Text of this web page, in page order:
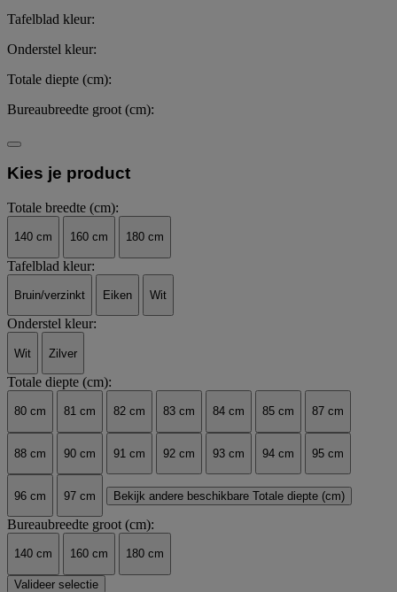
Tafelblad kleur:
Onderstel kleur:
Totale diepte (cm):
Bureaubreedte groot (cm):
Kies je product
Totale breedte (cm):
140 cm 160 cm 180 cm
Tafelblad kleur:
Bruin/verzinkt Eiken Wit
Onderstel kleur:
Wit Zilver
Totale diepte (cm):
80 cm 81 cm 82 cm 83 cm 84 cm 85 cm 87 cm
88 cm 90 cm 91 cm 92 cm 93 cm 94 cm 95 cm
96 cm 97 cm Bekijk andere beschikbare Totale diepte (cm)
Bureaubreedte groot (cm):
140 cm 160 cm 180 cm
Valideer selectie